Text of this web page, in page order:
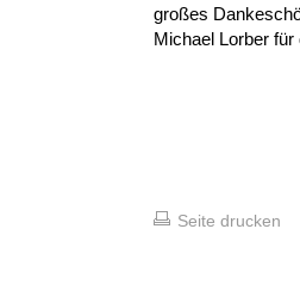
großes
Michael Lorber für
Seite drucken